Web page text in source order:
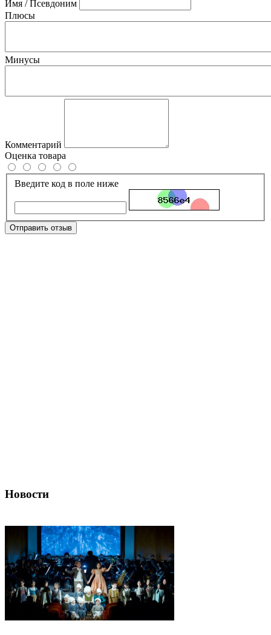
Имя / Псевдоним
Плюсы
Минусы
Комментарий
Оценка товара
Введите код в поле ниже
Отправить отзыв
Новости